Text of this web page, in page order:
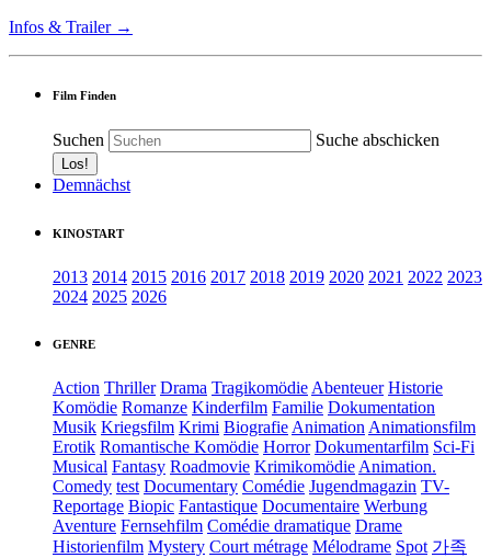
Infos & Trailer →
Film Finden
Suchen Suche abschicken
Demnächst
KINOSTART
2013 2014 2015 2016 2017 2018 2019 2020 2021 2022 2023
2024 2025 2026
GENRE
Action Thriller Drama TragikomödieAbenteuer Historie
Komödie Romanze Kinderfilm Familie Dokumentation
Musik Kriegsfilm Krimi BiografieAnimationAnimationsfilm
Erotik Romantische Komödie Horror Dokumentarfilm Sci-Fi
Musical Fantasy Roadmovie KrimikomödieAnimation.
Comedy test Documentary Comédie Jugendmagazin TV-
Reportage Biopic Fantastique Documentaire Werbung
Aventure Fernsehfilm Comédie dramatique Drame
Historienfilm Mystery Court métrage Mélodrame Spot 가족